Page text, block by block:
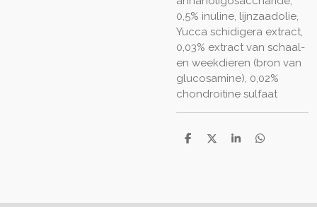
0,5% inuline, lijnzaadolie,
Yucca schidigera extract,
0,03% extract van schaal-
en weekdieren (bron van
glucosamine), 0,02%
chondroitine sulfaat
D
D
S
D